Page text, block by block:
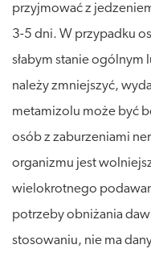
przyjmować z
3-5 dni. W przypadku
słabym stanie ogólnym
należy zmniejszyć,
metamizolu może być
osób z zaburzeniami
organizmu jest
wielokrotnego
potrzeby obniżania
stosowaniu, nie ma